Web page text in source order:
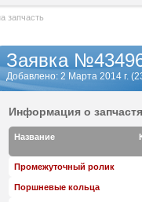
запчасть
Заявка
Добавлено: 2 Марта 2014 г.
Информация о
Название
Промежуточный ролик
Поршневые кольца